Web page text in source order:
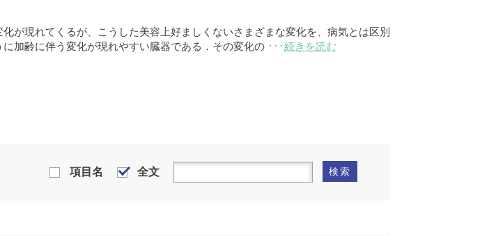
が現れてくるが、こうした美容上好ましくないさまざまな変化を、病気とは区別
加齢に伴う変化が現れやすい臓器である．その変化の ･･･続きを読む
項目名 全文 検索